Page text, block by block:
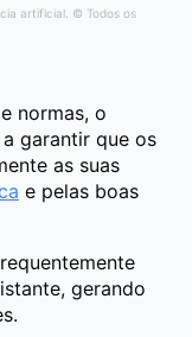
artificial. © Todos os
normas, o
garantir que os
as suas
e pelas boas
gerando